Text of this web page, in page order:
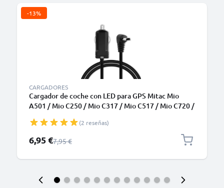
-13%
CARGADORES
Cargador de coche con LED para GPS Mitac Mio
A501 / Mio C250 / Mio C317 / Mio C517 / Mio C720 /
5V, 1A / 1000mA(2 reseñas)
Precio especial
6,95 €Precio normal
7,95 €